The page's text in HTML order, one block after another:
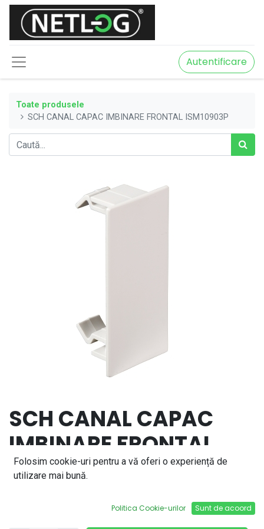
Autentificare
Toate produsele
SCH CANAL CAPAC IMBINARE FRONTAL ISM10903P
SCH CANAL CAPAC
IMBINARE FRONTAL
ISM10903P
Folosim cookie-uri pentru a vă oferi o experiență de
utilizare mai bună.
Politica Cookie-urilor Sunt de acoord